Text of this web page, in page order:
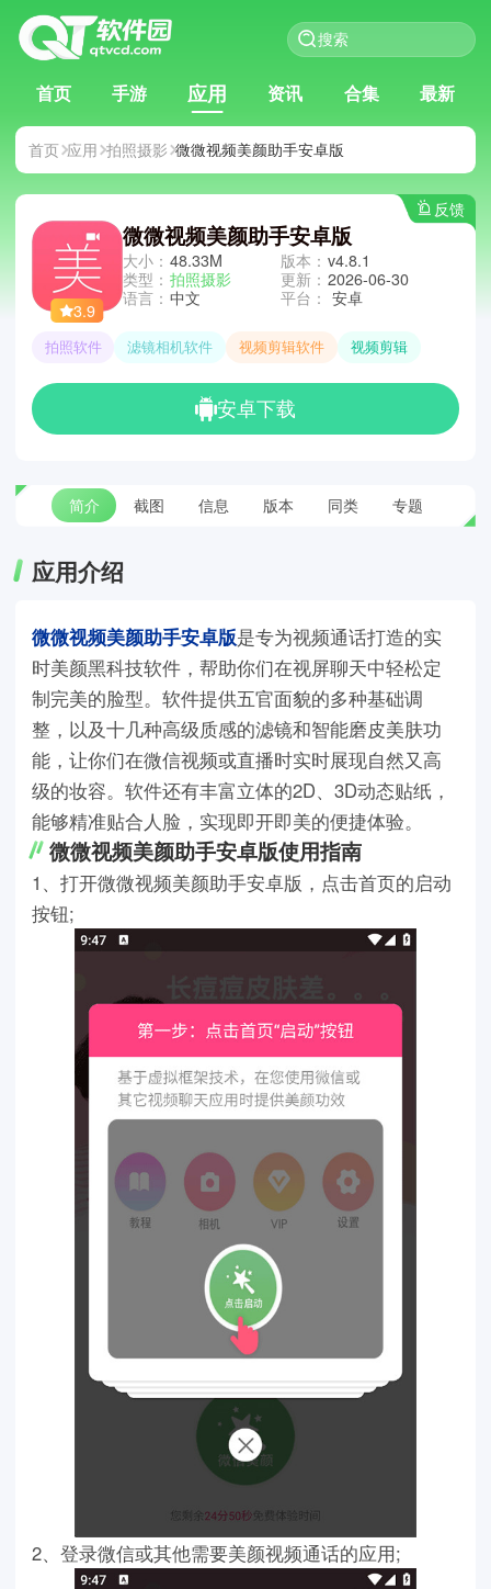
首页 手游 应用 资讯 合集 最新
首页 应用 拍照摄影 微微视频美颜助手安卓版
反馈
3.9
微微视频美颜助手安卓版
大小： 48.33M
类型： 拍照摄影
语言： 中文
版本： v4.8.1
更新： 2026-06-30
平台： 安卓
拍照软件 滤镜相机软件 视频剪辑软件 视频剪辑
安卓下载
简介 截图 信息 版本 同类 专题
应用介绍
微微视频美颜助手安卓版是专为视频通话打造的实
时美颜黑科技软件，帮助你们在视屏聊天中轻松定
制完美的脸型。软件提供五官面貌的多种基础调
整，以及十几种高级质感的滤镜和智能磨皮美肤功
能，让你们在微信视频或直播时实时展现自然又高
级的妆容。软件还有丰富立体的2D、3D动态贴纸，
能够精准贴合人脸，实现即开即美的便捷体验。
微微视频美颜助手安卓版使用指南
1、打开微微视频美颜助手安卓版，点击首页的启动
按钮;
2、登录微信或其他需要美颜视频通话的应用;